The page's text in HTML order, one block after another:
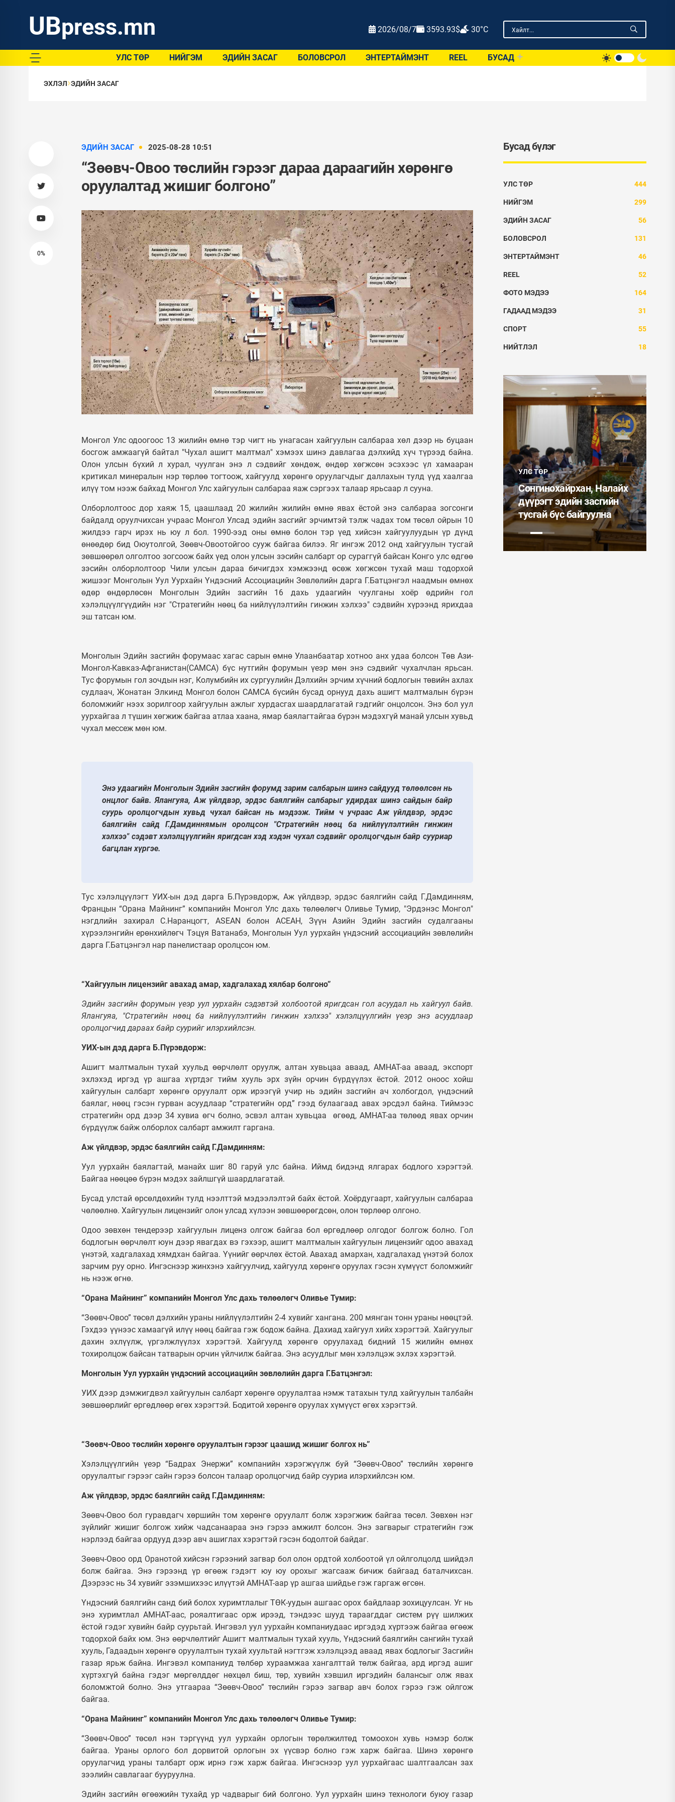
UBpress.mn 2026/08/7 3593.93$ 30°C
УЛС ТӨР НИЙГЭМ ЭДИЙН ЗАСАГ БОЛОВСРОЛ ЭНТЕРТАЙМЭНТ REEL БУСАД
ЭХЛЭЛ ЭДИЙН ЗАСАГ
0%
ЭДИЙН ЗАСАГ 2025-08-28 10:51
“Зөөвч-Овоо төслийн гэрээг дараа дараагийн хөрөнгө
оруулалтад жишиг болгоно”
Монгол Улс одоогоос 13 жилийн өмнө тэр чигт нь унагасан хайгуулын салбараа хөл дээр нь буцаан
босгож амжаагүй байтал "Чухал ашигт малтмал" хэмээх шинэ давлагаа дэлхийд хүч түрээд байна.
Олон улсын бүхий л хурал, чуулган энэ л сэдвийг хөндөж, өндөр хөгжсөн эсэхээс үл хамааран
критикал минералын нэр төрлөө тогтоож, хайгуулд хөрөнгө оруулагчдыг даллахын тулд үүд хаалгаа
илүү том нээж байхад Монгол Улс хайгуулын салбараа яаж сэргээх талаар ярьсаар л сууна.
Олборлолтоос дор хаяж 15, цаашлаад 20 жилийн жилийн өмнө явах ёстой энэ салбараа зогсонги
байдалд оруулчихсан учраас Монгол Улсад эдийн засгийг эрчимтэй тэлж чадах том төсөл ойрын 10
жилдээ гарч ирэх нь юу л бол. 1990-ээд оны өмнө болон тэр үед хийсэн хайгуулуудын үр дүнд
өнөөдөр бид Оюутолгой, Зөөвч-Овоотойгоо сууж байгаа билээ. Яг ингэж 2012 онд хайгуулын тусгай
зөвшөөрөл олголтоо зогсоож байх үед олон улсын зэсийн салбарт ор сураггүй байсан Конго улс өдгөө
зэсийн олборлолтоор Чили улсын дараа бичигдэх хэмжээнд өсөж хөгжсөн тухай маш тодорхой
жишээг Монголын Уул Уурхайн Үндэсний Ассоциацийн Зөвлөлийн дарга Г.Батцэнгэл наадмын өмнөх
өдөр өндөрлөсөн Монголын Эдийн засгийн 16 дахь удаагийн чуулганы хоёр өдрийн гол
хэлэлцүүлгүүдийн нэг "Стратегийн нөөц ба нийлүүлэлтийн гинжин хэлхээ" сэдвийн хүрээнд ярихдаа
эш татсан юм.
Монголын Эдийн засгийн форумаас хагас сарын өмнө Улаанбаатар хотноо анх удаа болсон Төв Ази-
Монгол-Кавказ-Афганистан(CAMCA) бүс нутгийн форумын үеэр мөн энэ сэдвийг чухалчлан ярьсан.
Тус форумын гол зочдын нэг, Колумбийн их сургуулийн Дэлхийн эрчим хүчний бодлогын төвийн ахлах
судлаач, Жонатан Элкинд Монгол болон CAMCA бүсийн бусад орнууд дахь ашигт малтмалын бүрэн
боломжийг нээх зорилгоор хайгуулын ажлыг хурдасгах шаардлагатай гэдгийг онцолсон. Энэ бол уул
уурхайгаа л түшин хөгжиж байгаа атлаа хаана, ямар баялагтайгаа бүрэн мэдэхгүй манай улсын хувьд
чухал мессеж мөн юм.
Энэ удаагийн Монголын Эдийн засгийн форумд зарим салбарын шинэ сайдууд төлөөлсөн нь
онцлог байв. Ялангуяа, Аж үйлдвэр, эрдэс баялгийн салбарыг удирдах шинэ сайдын байр
суурь оролцогчдын хувьд чухал байсан нь мэдээж. Тийм ч учраас Аж үйлдвэр, эрдэс
баялгийн сайд Г.Дамдиннямын оролцсон "Стратегийн нөөц ба нийлүүлэлтийн гинжин
хэлхээ" сэдэвт хэлэлцүүлгийн яригдсан хэд хэдэн чухал сэдвийг оролцогчдын байр сууриар
багцлан хүргэе.
Тус хэлэлцүүлэгт УИХ-ын дэд дарга Б.Пүрэвдорж, Аж үйлдвэр, эрдэс баялгийн сайд Г.Дамдинням,
Францын “Орана Майнинг” компанийн Монгол Улс дахь төлөөлөгч Оливье Тумир, "Эрдэнэс Монгол"
нэгдлийн захирал С.Наранцогт, ASEAN болон АСЕАН, Зүүн Азийн Эдийн засгийн судалгааны
хүрээлэнгийн ерөнхийлөгч Тэцүя Ватанабэ, Монголын Уул уурхайн үндэсний ассоциацийн зөвлөлийн
дарга Г.Батцэнгэл нар панелистаар оролцсон юм.
“Хайгуулын лицензийг авахад амар, хадгалахад хялбар болгоно”
Эдийн засгийн форумын үеэр уул уурхайн сэдэвтэй холбоотой яригдсан гол асуудал нь хайгуул байв.
Ялангуяа, "Стратегийн нөөц ба нийлүүлэлтийн гинжин хэлхээ" хэлэлцүүлгийн үеэр энэ асуудлаар
оролцогчид дараах байр суурийг илэрхийлсэн.
УИХ-ын дэд дарга Б.Пүрэвдорж:
Ашигт малтмалын тухай хуульд өөрчлөлт оруулж, алтан хувьцаа аваад, АМНАТ-аа аваад, экспорт
эхлэхэд иргэд үр ашгаа хүртдэг тийм хууль эрх зүйн орчин бүрдүүлэх ёстой. 2012 оноос хойш
хайгуулын салбарт хөрөнгө оруулалт орж ирээгүй учир нь эдийн засгийн ач холбогдол, үндэсний
баялаг, нөөц гэсэн гурван асуудлаар “стратегийн орд” гээд булаагаад авах эрсдэл байна. Тиймээс
стратегийн орд дээр 34 хувиа өгч болно, эсвэл алтан хувьцаа өгөөд, АМНАТ-аа төлөөд явах орчин
бүрдүүлж байж олборлох салбарт амжилт гаргана.
Аж үйлдвэр, эрдэс баялгийн сайд Г.Дамдинням:
Уул уурхайн баялагтай, манайх шиг 80 гаруй улс байна. Иймд бидэнд ялгарах бодлого хэрэгтэй.
Байгаа нөөцөө бүрэн мэдэх зайлшгүй шаардлагатай.
Бусад улстай өрсөлдөхийн тулд нээлттэй мэдээлэлтэй байх ёстой. Хоёрдугаарт, хайгуулын салбараа
чөлөөлнө. Хайгуулын лицензийг олон улсад хүлээн зөвшөөрөгдсөн, олон төрлөөр олгоно.
Одоо зөвхөн тендерээр хайгуулын лиценз олгож байгаа бол өргөдлөөр олгодог болгож болно. Гол
бодлогын өөрчлөлт юун дээр явагдах вэ гэхээр, ашигт малтмалын хайгуулын лицензийг одоо авахад
үнэтэй, хадгалахад хямдхан байгаа. Үүнийг өөрчлөх ёстой. Авахад амархан, хадгалахад үнэтэй болох
зарчим руу орно. Ингэснээр жинхэнэ хайгуулчид, хайгуулд хөрөнгө оруулах гэсэн хүмүүст боломжийг
нь нээж өгнө.
“Орана Майнинг” компанийн Монгол Улс дахь төлөөлөгч Оливье Тумир:
“Зөөвч-Овоо” төсөл дэлхийн ураны нийлүүлэлтийн 2-4 хувийг хангана. 200 мянган тонн ураны нөөцтэй.
Гэхдээ үүнээс хамаагүй илүү нөөц байгаа гэж бодож байна. Дахиад хайгуул хийх хэрэгтэй. Хайгуулыг
дахин эхлүүлж, үргэлжлүүлэх хэрэгтэй. Хайгуулд хөрөнгө оруулахад бидний 15 жилийн өмнөх
тохиролцож байсан татварын орчин үйлчилж байгаа. Энэ асуудлыг мөн хэлэлцэж эхлэх хэрэгтэй.
Монголын Уул уурхайн үндэсний ассоциацийн зөвлөлийн дарга Г.Батцэнгэл:
УИХ дээр дэмжигдвэл хайгуулын салбарт хөрөнгө оруулалтаа нэмж татахын тулд хайгуулын талбайн
зөвшөөрлийг өргөдлөөр өгөх хэрэгтэй. Бодитой хөрөнгө оруулах хүмүүст өгөх хэрэгтэй.
“Зөөвч-Овоо төслийн хөрөнгө оруулалтын гэрээг цаашид жишиг болгох нь”
Хэлэлцүүлгийн үеэр “Бадрах Энержи” компанийн хэрэгжүүлж буй “Зөөвч-Овоо” төслийн хөрөнгө
оруулалтыг гэрээг сайн гэрээ болсон талаар оролцогчид байр сууриа илэрхийлсэн юм.
Аж үйлдвэр, эрдэс баялгийн сайд Г.Дамдинням:
Зөөвч-Овоо бол гуравдагч хөршийн том хөрөнгө оруулалт болж хэрэгжиж байгаа төсөл. Зөвхөн нэг
зүйлийг жишиг болгож хийж чадсанаараа энэ гэрээ амжилт болсон. Энэ загварыг стратегийн гэж
нэрлээд байгаа ордууд дээр авч ашиглах хэрэгтэй гэсэн бодолтой байдаг.
Зөөвч-Овоо орд Оранотой хийсэн гэрээний загвар бол олон ордтой холбоотой үл ойлголцолд шийдэл
болж байгаа. Энэ гэрээнд үр өгөөж гэдэгт юу юу орохыг жагсааж бичиж байгаад баталчихсан.
Дээрээс нь 34 хувийг эзэмшихээс илүүтэй АМНАТ-аар үр ашгаа шийдье гэж гаргаж өгсөн.
Үндэсний баялгийн санд бий болох хуримтлалыг ТӨК-уудын ашгаас орох байдлаар зохицуулсан. Уг нь
энэ хуримтлал АМНАТ-аас, рояалтигаас орж ирээд, тэндээс шууд тараагддаг систем рүү шилжих
ёстой гэдэг хувийн байр суурьтай. Ингэвэл уул уурхайн компаниудаас иргэдэд хүртээж байгаа өгөөж
тодорхой байх юм. Энэ өөрчлөлтийг Ашигт малтмалын тухай хууль, Үндэсний баялгийн сангийн тухай
хууль, Гадаадын хөрөнгө оруулалтын тухай хуультай нэгтгэж хэлэлцээд аваад явах бодлогыг Засгийн
газар ярьж байна. Ингэвэл компаниуд төлбөр хураамжаа хангалттай төлж байгаа, ард иргэд ашиг
хүртэхгүй байна гэдэг мөргөлддөг нөхцөл биш, төр, хувийн хэвшил иргэдийн балансыг олж явах
боломжтой болно. Энэ утгаараа “Зөөвч-Овоо” төслийн гэрээ загвар авч болох гэрээ гэж ойлгож
байгаа.
“Орана Майнинг” компанийн Монгол Улс дахь төлөөлөгч Оливье Тумир:
“Зөөвч-Овоо” төсөл нэн тэргүүнд уул уурхайн орлогын төрөлжилтөд томоохон хувь нэмэр болж
байгаа. Ураны орлого бол дорвитой орлогын эх үүсвэр болно гэж харж байгаа. Шинэ хөрөнгө
оруулагчид ураны талбарт орж ирнэ гэж харж байгаа. Ингэснээр уул уурхайгаас шалтгаалсан зах
зээлийн савлагааг бууруулна.
Эдийн засгийн өгөөжийн тухайд ур чадварыг бий болгоно. Уул уурхайн шинэ технологи буюу газар
Бусад бүлэг
УЛС ТӨР 444
НИЙГЭМ 299
ЭДИЙН ЗАСАГ 56
БОЛОВСРОЛ 131
ЭНТЕРТАЙМЭНТ 46
REEL 52
ФОТО МЭДЭЭ 164
ГАДААД МЭДЭЭ 31
СПОРТ 55
НИЙТЛЭЛ 18
Монгол Улсын
Ерөнхийлөгч У.Хүрэлсүх
одон гардуулав
ФОТО МЭДЭЭ
Таван шарын хуучин
орон сууцыг дахин
төлөвлөж, 240 айлын
орууллаа
УЛС ТӨР
Сонгинохайрхан, Налайх
дүүрэгт эдийн засгийн
тусгай бүс байгуулна